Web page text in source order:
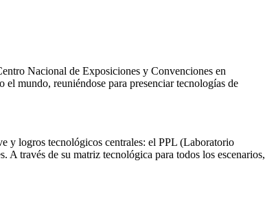
Nacional de Exposiciones y Convenciones en
mundo, reuniéndose para presenciar tecnologías de
y logros tecnológicos centrales: el PPL (Laboratorio
través de su matriz tecnológica para todos los escenarios,